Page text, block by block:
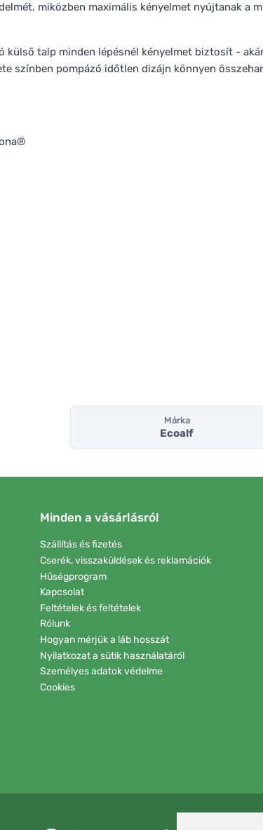
miközben maximális kényelmet nyújtanak a
talp minden lépésnél kényelmet biztosít -
színben pompázó időtlen dizájn könnyen
Márka
Ecoalf
Minden a vásárlásról
Szállítás és fizetés
Cserék, visszaküldések és reklamációk
Hűségprogram
Kapcsolat
Feltételek és feltételek
Rólunk
Hogyan mérjük a láb hosszát
Nyilatkozat a sütik használatáról
Személyes adatok védelme
Cookies